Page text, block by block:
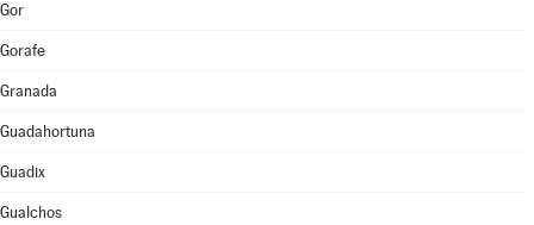
Gor
Gorafe
Granada
Guadahortuna
Guadix
Gualchos